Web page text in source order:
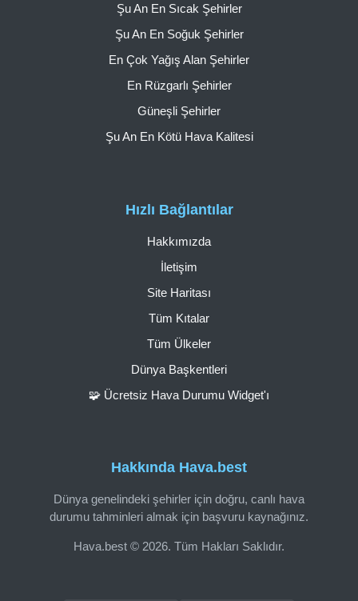
Hakkında Hava.best
Dünya genelindeki şehirler için doğru, canlı hava
durumu tahminleri almak için başvuru kaynağınız.
Hava.best © 2026. Tüm Hakları Saklıdır.
Hızlı Bağlantılar
Hakkımızda
İletişim
Site Haritası
Tüm Kıtalar
Tüm Ülkeler
Dünya Başkentleri
🧩 Ücretsiz Hava Durumu Widget'ı
Şu An En Sıcak Şehirler
Şu An En Soğuk Şehirler
En Çok Yağış Alan Şehirler
En Rüzgarlı Şehirler
Güneşli Şehirler
Şu An En Kötü Hava Kalitesi